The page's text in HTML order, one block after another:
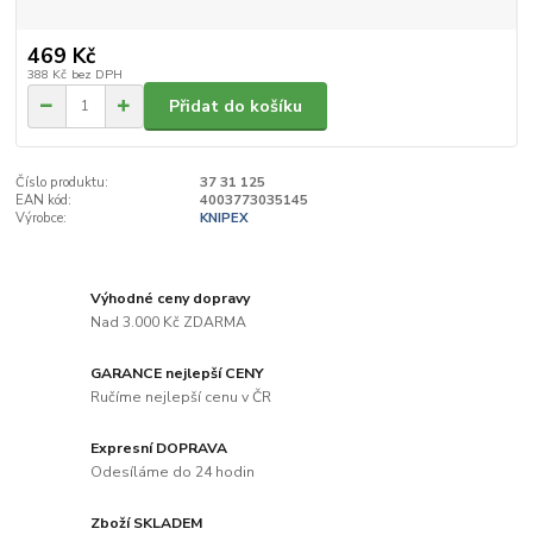
469 Kč
388 Kč bez DPH
Přidat do košíku
Číslo produktu:
37 31 125
EAN kód:
4003773035145
Výrobce:
KNIPEX
Výhodné ceny dopravy
Nad 3.000 Kč ZDARMA
GARANCE nejlepší CENY
Ručíme nejlepší cenu v ČR
Expresní DOPRAVA
Odesíláme do 24 hodin
Zboží SKLADEM